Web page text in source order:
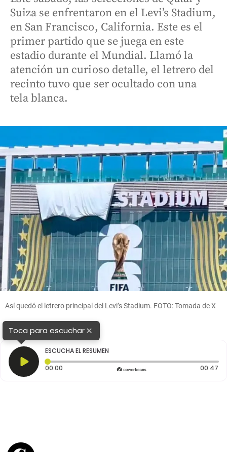
Suiza se enfrentaron en el Levi’s Stadium,
en San Francisco, California. Este es el
primer partido que se juega en este
estadio durante el Mundial. Llamó la
atención un curioso detalle, el letrero del
recinto tuvo que ser ocultado con una
tela blanca.
Así quedó el letrero principal del Levi’s Stadium. FOTO: Tomada de X
Toca para escuchar×
ESCUCHA EL RESUMEN
00:00 Tiempo transcurrido: 0 segundos 00:47